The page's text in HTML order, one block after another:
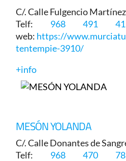
C/. Calle Fulgencio
Telf: 968 491
web: https://
tentempie-3910/
+info
MESÓN YOLANDA
C/. Calle Donantes de
Telf: 968 470